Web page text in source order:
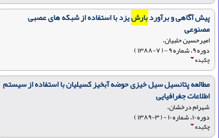
پیش آگاهی و برآوردبارشیزد با استفاده از شبکه های عصبی
مصنوعی
امیرحسین حلبیان،
دوره ۹، شماره ۹ - ( ۷-۱۳۸۸ )
چکیده
مطالعه پتانسیل سیل خیزی حوضه آبخیز کسیلیان با استفاده از سیستم
اطلاعات جغرافیایی
شهرام درخشان،
دوره ۱۰، شماره ۱۰ - ( ۳-۱۳۸۹ )
چکیده